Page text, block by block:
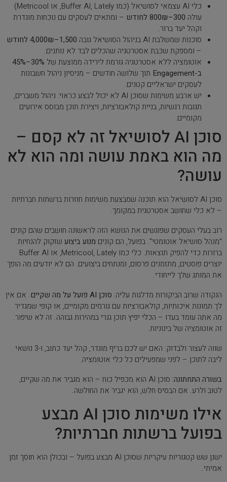
כלי AI עצמאי לסושיאל (כמו Buffer AI, Lately, או Metricool)
עולה 300–800₪ לחודש
– ומתאים לעסקים עם נוכחות מוגדרת
וקהל יעד ברור.
סוכנות שמשלבת AI בניהול הסושיאל גובה
1,500–4,000₪ לחודש
– ומספקת שכבת אסטרטגיה שהכלים לבד לא נותנים.
אוטומציה ללא אסטרטגיה גורמת לירידה ממוצעת של
30%–45%
ב-Engagement
תוך שלושה חודשים – מניסיון ניהול חשבונות
לעסקים ישראליים קטנים.
יש ארבע משימות שסוכן AI לא יכול לבצע כראוי: ניהול משברים,
תגובות רגשיות, בניית קולאבורציות, ויצירת תוכן מבוסס אירועים
מקומיים.
סוכן AI לסושיאל זה לא קסם –
מה הוא באמת עושה ומה הוא לא
עושה?
סוכן AI לסושיאל הוא תוכנה שמבצעת משימות חוזרות ברשתות חברתיות
– לא כלי שחושב אסטרטגית במקומך.
רוב בעלי העסקים שפוגשים את הנושא הזה לראשונה חושבים שהם קונים
"מנהל סושיאל אוטומטי". בפועל, הם קונים מנוע ביצוע שזקוק להנחיות
ברורות כדי להפיק תוצאות. כלי כמו Metricool, Lately, או Buffer AI
יוצרים פוסטים, מתזמנים פרסום, ומנתחים ביצועים. הם לא יודעים מה הופך
את המותג שלך לייחודי.
הנקודה שרוב הביקורות מדלגות עליה: סוכן AI פועל על מה שקיים
. אם אין
לך תמונות איכותיות, קולאבורציות עם גורמים מקומיים, או קופי שמגדיר
מה אתה עומד בעדו – הכלי יפיץ תוכן גנרי במהירות גבוהה. זה לא שיפור.
זה אוטומציה של בינוניות.
שווה לעצור ולבדוק: האם יש לכם בריף מוגדר, קהל יעד כתוב, ו-3 נושאי
ליבה לתוכן – לפני שמפעילים כל כלי אוטומציה.
בשורה התחתונה:
סוכן AI הוא מכפיל כוח – הוא מגביר את מה שקיים,
לטוב ולרע. אם הבסיס חלש, הוא יגביר את החולשה.
אילו משימות סוכן AI מבצע
בפועל ברשתות חברתיות?
ישנן שש קטגוריות עיקריות שסוכן AI מבצע בפועל – ובכולן הוא חוסך זמן
אמיתי.